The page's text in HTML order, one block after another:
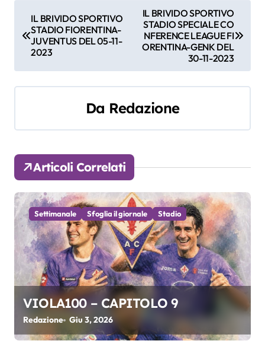
a
i
a
z
i
o
n
e
a
IL BRIVIDO SPORTIVO
STADIO FIORENTINA-
JUVENTUS DEL 05-11-
2023
IL BRIVIDO SPORTIVO
STADIO SPECIALE CO
NFERENCE LEAGUE FI
ORENTINA-GENK DEL
30-11-2023
Da Redazione
Articoli Correlati
Settimanale Sfoglia il giornale Stadio
VIOLA100 – CAPITOLO 9
Redazione Giu 3, 2026